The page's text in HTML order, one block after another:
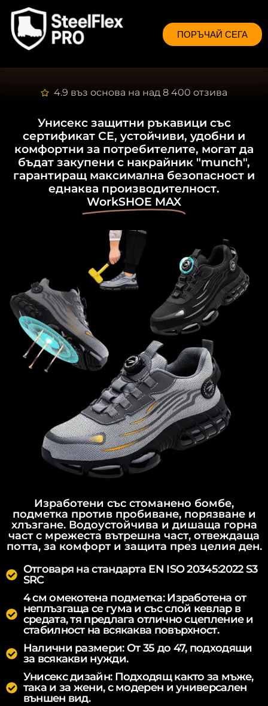
ПОРЪЧАЙ СЕГА
4.9 въз основа на над 8 400 отзива
Унисекс защитни ръкавици със
сертификат CE, устойчиви, удобни и
комфортни за потребителите, могат да
бъдат закупени с накрайник "munch",
гарантиращ максимална безопасност и
еднаква производителност.
WorkSHOE MAX
Изработени със стоманено бомбе,
подметка против пробиване, порязване и
хлъзгане. Водоустойчива и дишаща горна
част с мрежеста вътрешна част, отвеждаща
потта, за комфорт и защита през целия ден.
Отговаря на стандарта EN ISO 20345:2022 S3
SRC
4 см омекотена подметка: Изработена от
неплъзгаща се гума и със слой кевлар в
средата, тя предлага отлично сцепление и
стабилност на всякаква повърхност.
Налични размери: От 35 до 47, подходящи
за всякакви нужди.
Унисекс дизайн: Подходящ както за мъже,
така и за жени, с модерен и универсален
външен вид.